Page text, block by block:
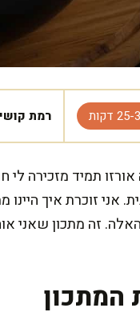
דקות רמת
תמיד מזכירה
אני זוכרת איך
זה מתכון שאני
המתכון